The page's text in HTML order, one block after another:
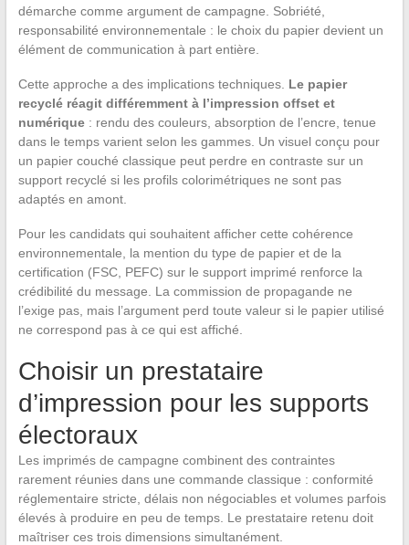
démarche comme argument de campagne. Sobriété,
responsabilité environnementale : le choix du papier devient un
élément de communication à part entière.
Cette approche a des implications techniques. Le papier
recyclé réagit différemment à l’impression offset et
numérique: rendu des couleurs, absorption de l’encre, tenue
dans le temps varient selon les gammes. Un visuel conçu pour
un papier couché classique peut perdre en contraste sur un
support recyclé si les profils colorimétriques ne sont pas
adaptés en amont.
Pour les candidats qui souhaitent afficher cette cohérence
environnementale, la mention du type de papier et de la
certification (FSC, PEFC) sur le support imprimé renforce la
crédibilité du message. La commission de propagande ne
l’exige pas, mais l’argument perd toute valeur si le papier utilisé
ne correspond pas à ce qui est affiché.
Choisir un prestataire
d’impression pour les supports
électoraux
Les imprimés de campagne combinent des contraintes
rarement réunies dans une commande classique : conformité
réglementaire stricte, délais non négociables et volumes parfois
élevés à produire en peu de temps. Le prestataire retenu doit
maîtriser ces trois dimensions simultanément.